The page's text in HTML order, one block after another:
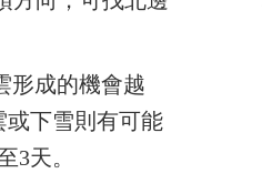
形成的機會越
或下雪則有可能
3天。